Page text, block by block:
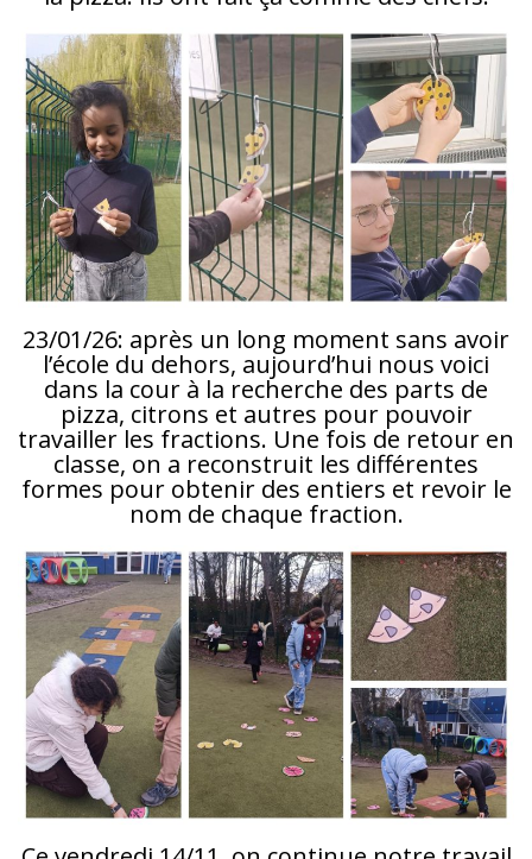
23/01/26: après un long moment sans avoir
l’école du dehors, aujourd’hui nous voici
dans la cour à la recherche des parts de
pizza, citrons et autres pour pouvoir
travailler les fractions. Une fois de retour en
classe, on a reconstruit les différentes
formes pour obtenir des entiers et revoir le
nom de chaque fraction.